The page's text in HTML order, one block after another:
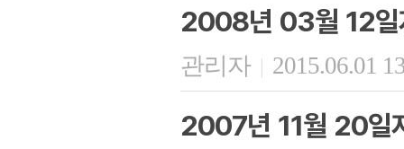
2008년 03월 12일
관리자 | 2015.06.01
2007년 11월 20일